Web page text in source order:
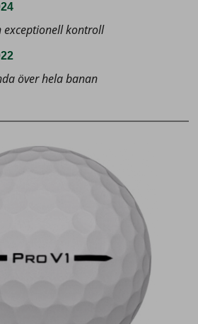
exceptionell kontroll
över hela banan